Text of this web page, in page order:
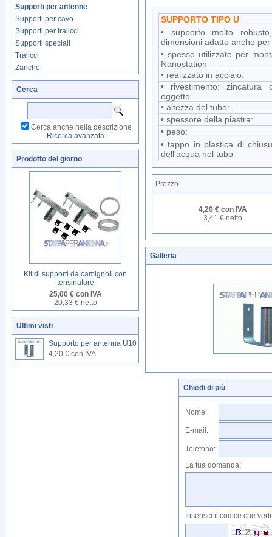
Supporti per antenne
Supporti per cavo
Supporti per tralicci
Supporti speciali
Tralicci
Zanche
Cerca
Cerca anche nella descrizione
Ricerca avanzata
Prodotto del giorno
Kit di supporti da camignoli con
tensinatore
25,00 € con IVA
20,33 € netto
Ultimi visti
Supporto per antenna U10
4,20 € con IVA
SUPPORTO TIPO U
• supporto molto
dimensioni adatto anche
• spesso utilizzato per
Nanostation
• realizzato in acciaio.
• rivestimento: zincatura
oggetto
• altezza del tubo:
• spessore della piastra:
• peso:
• tappo in plastica di
dell'acqua nel tubo
Prezzo
4,20 € con IVA
3,41 € netto
Galleria
Chiedi di più
Nome:
E-mail:
Telefono:
La tua domanda:
Inserisci il codice che